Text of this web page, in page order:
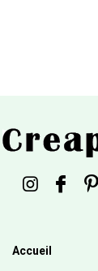
Accueil